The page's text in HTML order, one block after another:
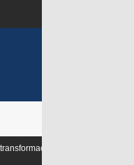
el futuro de Radio 3 y Radio